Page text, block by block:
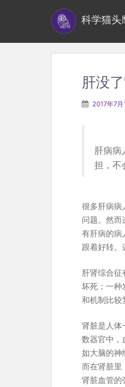
科学猫头
肝没
2017年7月
肝病
担，不
很多肝病病
问题。然
有肝病的病
跟着好转。
肝肾综合
坏死；一种
和机制比较
肾脏是人体
数器官中，
如大脑的神
而在肾脏里
肾脏血管的